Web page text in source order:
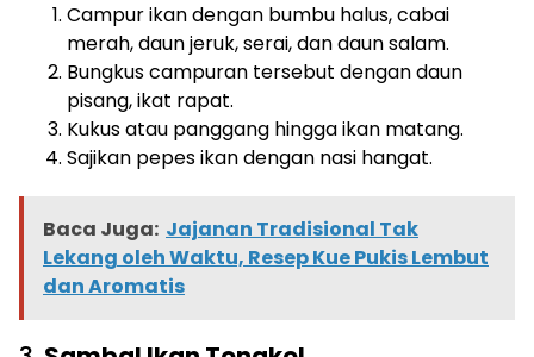
Campur ikan dengan bumbu halus, cabai
merah, daun jeruk, serai, dan daun salam.
Bungkus campuran tersebut dengan daun
pisang, ikat rapat.
Kukus atau panggang hingga ikan matang.
Sajikan pepes ikan dengan nasi hangat.
Baca Juga: Jajanan Tradisional Tak
Lekang oleh Waktu, Resep Kue Pukis Lembut
dan Aromatis